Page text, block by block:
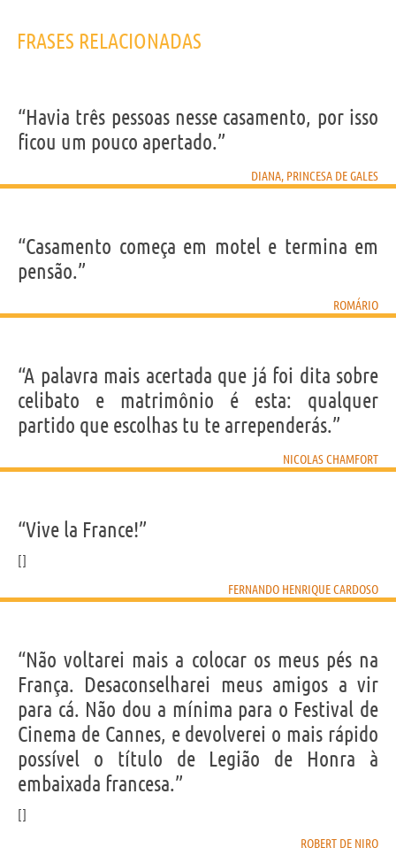
FRASES RELACIONADAS
“Havia três pessoas nesse casamento, por isso
ficou um pouco apertado.”
DIANA, PRINCESA DE GALES
“Casamento começa em motel e termina em
pensão.”
ROMÁRIO
“A palavra mais acertada que já foi dita sobre
celibato e matrimônio é esta: qualquer
partido que escolhas tu te arrependerás.”
NICOLAS CHAMFORT
“Vive la France!”
FERNANDO HENRIQUE CARDOSO
“Não voltarei mais a colocar os meus pés na
França. Desaconselharei meus amigos a vir
para cá. Não dou a mínima para o Festival de
Cinema de Cannes, e devolverei o mais rápido
possível o título de Legião de Honra à
embaixada francesa.”
ROBERT DE NIRO